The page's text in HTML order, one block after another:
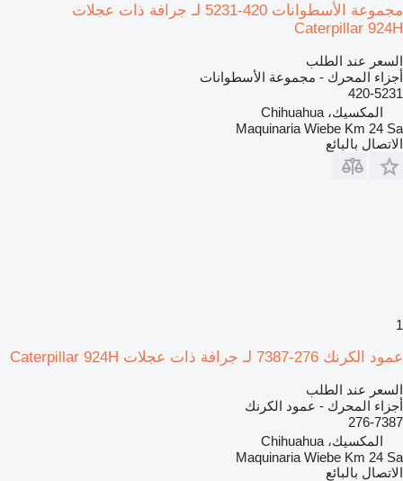
مجموعة الأسطوانات 420-5231 لـ جرافة ذات عجلات
Caterpillar 924H
السعر عند الطلب
أجزاء المحرك - مجموعة الأسطوانات
420-5231
المكسيك، Chihuahua
Maquinaria Wiebe Km 24 Sa
الاتصال بالبائع
1
عمود الكرنك 276-7387 لـ جرافة ذات عجلات Caterpillar 924H
السعر عند الطلب
أجزاء المحرك - عمود الكرنك
276-7387
المكسيك، Chihuahua
Maquinaria Wiebe Km 24 Sa
الاتصال بالبائع